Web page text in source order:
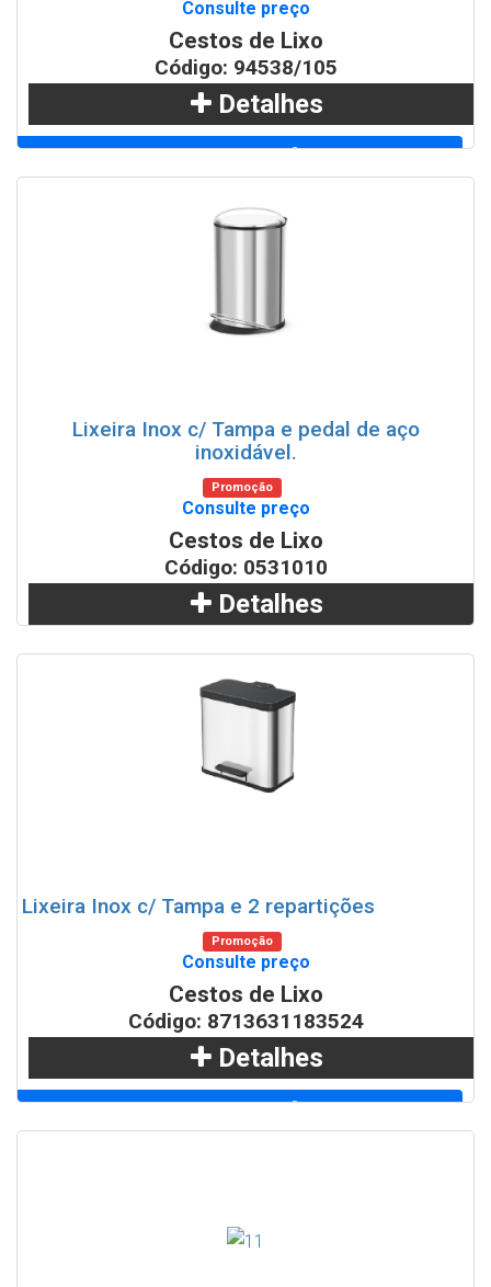
Consulte preço
Cestos de Lixo
Código: 94538/105
Detalhes
WhatsApp
Lixeira Inox c/ Tampa e pedal de aço
inoxidável.
Promoção
Consulte preço
Cestos de Lixo
Código: 0531010
Detalhes
Adicionar
Lixeira Inox c/ Tampa e 2 repartições
Promoção
Consulte preço
Cestos de Lixo
Código: 8713631183524
Detalhes